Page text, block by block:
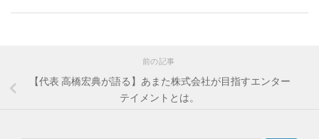
前の記事
【代表 高橋宏典が語る】あまた株式会社が目指すエンター
テイメントとは。